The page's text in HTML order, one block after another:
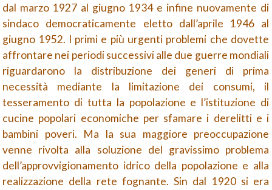
dal marzo 1927 al giugno 1934 e infine nuovamente di
sindaco democraticamente eletto dall’aprile 1946 al
giugno 1952. I primi e più urgenti problemi che dovette
affrontare nei periodi successivi alle due guerre mondiali
riguardarono la distribuzione dei generi di prima
necessità mediante la limitazione dei consumi, il
tesseramento di tutta la popolazione e l’istituzione di
cucine popolari economiche per sfamare i derelitti e i
bambini poveri. Ma la sua maggiore preoccupazione
venne rivolta alla soluzione del gravissimo problema
dell’approvvigionamento idrico della popolazione e alla
realizzazione della rete fognante. Sin dal 1920 si era